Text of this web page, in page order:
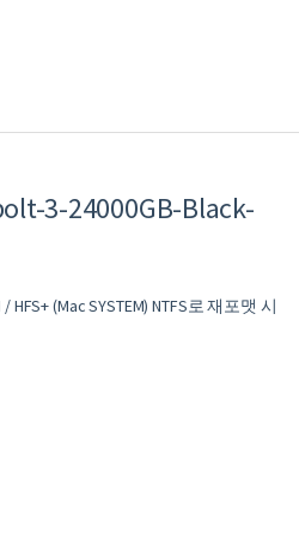
3-24000GB-Black-
(Mac SYSTEM) NTFS로 재포맷 시